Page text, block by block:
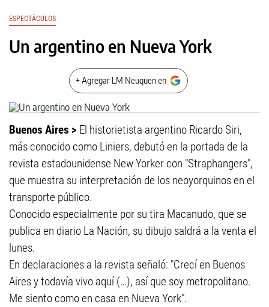
ESPECTÁCULOS
Un argentino en Nueva York
+ Agregar LM Neuquen en
Buenos Aires > El historietista argentino Ricardo Siri,
más conocido como Liniers, debutó en la portada de la
revista estadounidense New Yorker con "Straphangers",
que muestra su interpretación de los neoyorquinos en el
transporte público.
Conocido especialmente por su tira Macanudo, que se
publica en diario La Nación, su dibujo saldrá a la venta el
lunes.
En declaraciones a la revista señaló: "Crecí en Buenos
Aires y todavía vivo aquí (…), así que soy metropolitano.
Me siento como en casa en Nueva York".